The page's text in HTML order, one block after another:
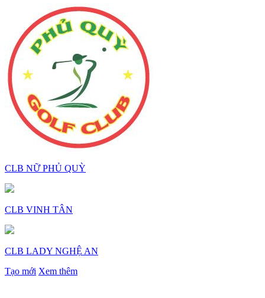
CLB NỮ PHỦ QUỲ
CLB VINH TÂN
CLB LADY NGHỆ AN
Tạo mới Xem thêm